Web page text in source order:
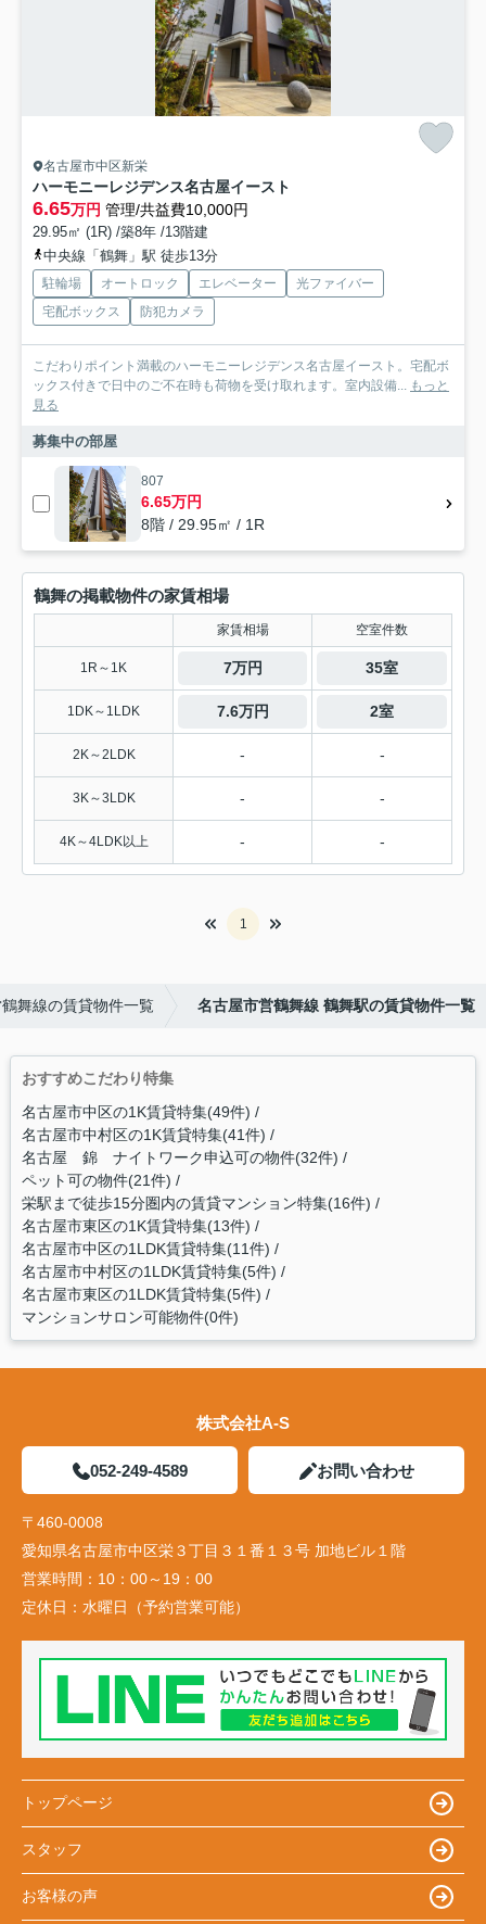
名古屋市中区新栄
ハーモニーレジデンス名古屋イースト
6.65万円 管理/共益費10,000円
29.95㎡ (1R) /築8年 /13階建
中央線「鶴舞」駅 徒歩13分
駐輪場 オートロック エレベーター
光ファイバー
宅配ボックス
防犯カメラ
こだわりポイント満載のハーモニーレジデンス名古屋イースト。宅配ボ
ックス付きで日中のご不在時も荷物を受け取れます。室内設備... もっと
見る
募集中の部屋
807
6.65万円
8階 / 29.95㎡ / 1R
鶴舞の掲載物件の家賃相場
家賃相場 空室件数
1R～1K 7万円 35室
1DK～1LDK 7.6万円 2室
2K～2LDK - -
3K～3LDK - -
4K～4LDK以上 - -
1
舞線の賃貸物件一覧 名古屋市営鶴舞線 鶴舞駅の賃貸物件一覧
おすすめこだわり特集
名古屋市中区の1K賃貸特集(49件)
名古屋市中村区の1K賃貸特集(41件)
名古屋 錦 ナイトワーク申込可の物件(32件)
ペット可の物件(21件)
栄駅まで徒歩15分圏内の賃貸マンション特集(16件)
名古屋市東区の1K賃貸特集(13件)
名古屋市中区の1LDK賃貸特集(11件)
名古屋市中村区の1LDK賃貸特集(5件)
名古屋市東区の1LDK賃貸特集(5件)
マンションサロン可能物件(0件)
株式会社A-S
052-249-4589 お問い合わせ
〒460-0008
愛知県名古屋市中区栄３丁目３１番１３号 加地ビル１階
営業時間： 10：00～19：00
定休日： 水曜日（予約営業可能）
トップページ
スタッフ
お客様の声